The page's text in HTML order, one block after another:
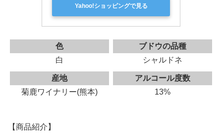
Yahoo!ショッピングで見る
色
白
ブドウの品種
シャルドネ
産地
菊鹿ワイナリー(熊本)
アルコール度数
13%
【商品紹介】